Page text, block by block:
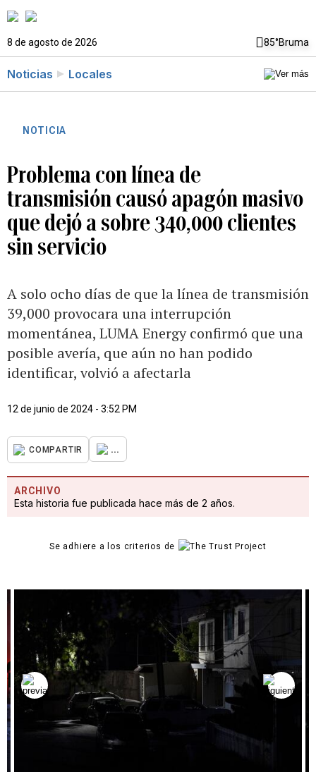
8 de agosto de 2026 85°Bruma
Noticias Locales
NOTICIA
Problema con línea de
transmisión causó apagón masivo
que dejó a sobre 340,000 clientes
sin servicio
A solo ocho días de que la línea de transmisión
39,000 provocara una interrupción
momentánea, LUMA Energy confirmó que una
posible avería, que aún no han podido
identificar, volvió a afectarla
12 de junio de 2024 - 3:52 PM
COMPARTIR ...
ARCHIVO
Esta historia fue publicada hace más de 2 años.
Se adhiere a los criterios de